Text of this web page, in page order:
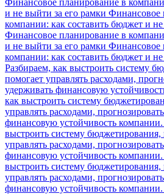
и не выйти за его рамки Финансовое
компании: как составить бюджет и
Финансовое планирование в
и не выйти за его рамки Финансовое
компании: как составить бюджет и
Разбираем, как выстроить систему
помогает управлять расходами,
удерживать финансовую
как выстроить систему
управлять расходами,
финансовую устойчивость компании.
выстроить систему бюджетирования,
управлять расходами,
финансовую устойчивость компании.
выстроить систему бюджетирования,
управлять расходами,
финансовую устойчивость компании.